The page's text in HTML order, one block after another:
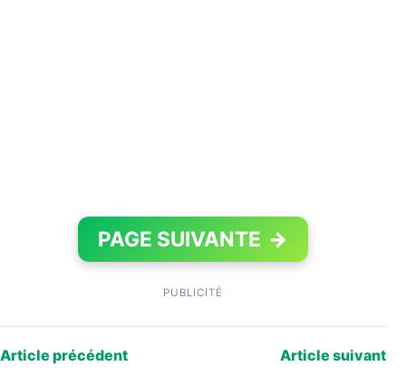
PAGE SUIVANTE →
PUBLICITÉ
Article précédent Article suivant